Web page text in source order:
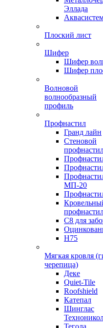
Эллада
Плоский лист
Шифер
Шифер
Шифер
Волновой
волнообразный
профиль
Профнастил
Гранд лайн
Стеновой
МП-20
С8 для
Н75
Мягкая кровля
черепица)
Деке
Quiet-Tile
Roofshield
Катепал
Шинглас
Тегола